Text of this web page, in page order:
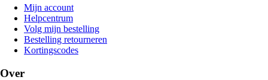
Mijn account
Helpcentrum
Volg mijn bestelling
Bestelling retourneren
Kortingscodes
Over